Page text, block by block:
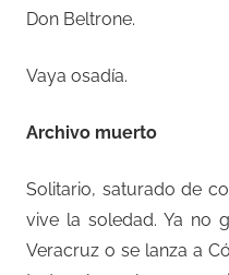
Don Beltrone.
Vaya osadía.
Archivo muerto
Solitario, saturado de
vive la soledad. Ya no
Veracruz o se lanza a